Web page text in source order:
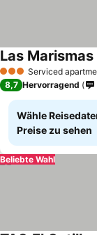
3 SterneServiced
Las
8,7 Hervorragend
Wähle
Preise zu sehen
Beliebte Wahl